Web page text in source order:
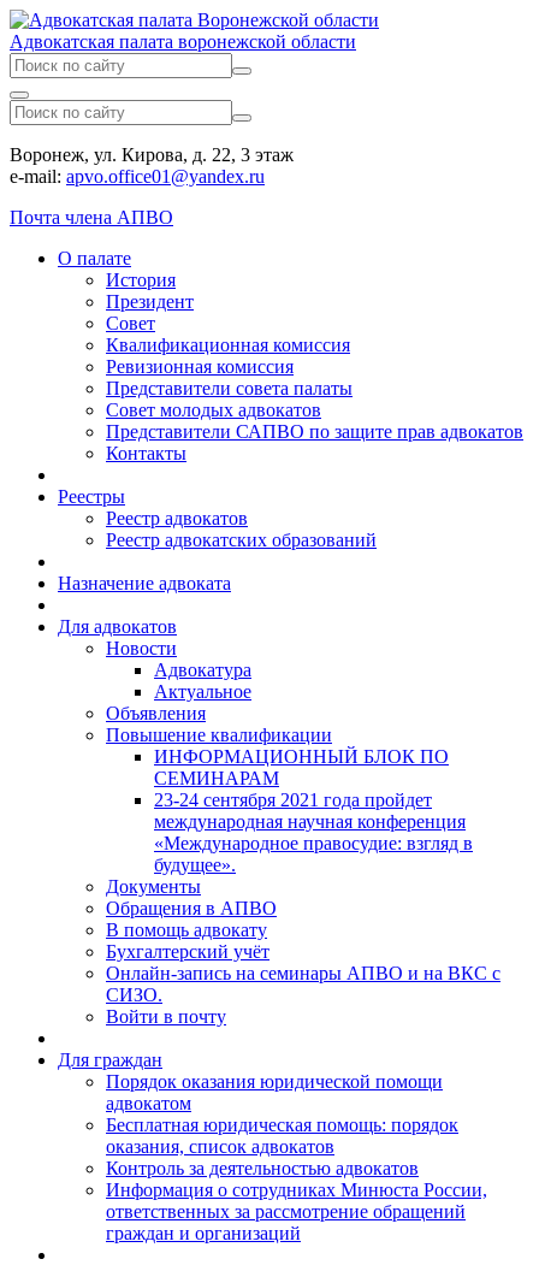
Адвокатская палата воронежской области
Воронеж, ул. Кирова, д. 22, 3 этаж
e-mail: apvo.office01@yandex.ru
Почта члена АПВО
О палате
История
Президент
Совет
Квалификационная комиссия
Ревизионная комиссия
Представители совета палаты
Совет молодых адвокатов
Представители САПВО по защите прав адвокатов
Контакты
Реестры
Реестр адвокатов
Реестр адвокатских образований
Назначение адвоката
Для адвокатов
Новости
Адвокатура
Актуальное
Объявления
Повышение квалификации
ИНФОРМАЦИОННЫЙ БЛОК ПО
СЕМИНАРАМ
23-24 сентября 2021 года пройдет
международная научная конференция
«Международное правосудие: взгляд в
будущее».
Документы
Обращения в АПВО
В помощь адвокату
Бухгалтерский учёт
Онлайн-запись на семинары АПВО и на ВКС с
СИЗО.
Войти в почту
Для граждан
Порядок оказания юридической помощи
адвокатом
Бесплатная юридическая помощь: порядок
оказания, список адвокатов
Контроль за деятельностью адвокатов
Информация о сотрудниках Минюста России,
ответственных за рассмотрение обращений
граждан и организаций